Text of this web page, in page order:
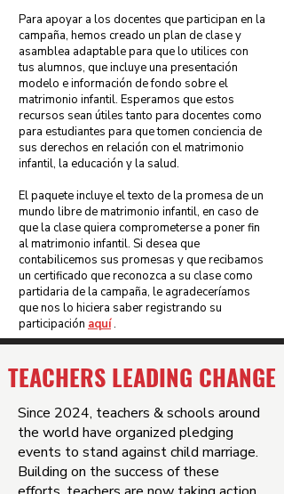
Para apoyar a los docentes que participan en la
campaña, hemos creado un plan de clase y
asamblea adaptable para que lo utilices con
tus alumnos, que incluye una presentación
modelo e información de fondo sobre el
matrimonio infantil. Esperamos que estos
recursos sean útiles tanto para docentes como
para estudiantes para que tomen conciencia de
sus derechos en relación con el matrimonio
infantil, la educación y la salud.
El paquete incluye el texto de la promesa de un
mundo libre de matrimonio infantil, en caso de
que la clase quiera comprometerse a poner fin
al matrimonio infantil. Si desea que
contabilicemos sus promesas y que recibamos
un certificado que reconozca a su clase como
partidaria de la campaña, le agradeceríamos
que nos lo hiciera saber registrando su
participación aquí.
TEACHERS LEADING CHANGE
Since 2024, teachers & schools around
the world have organized pledging
events to stand against child marriage.
Building on the success of these